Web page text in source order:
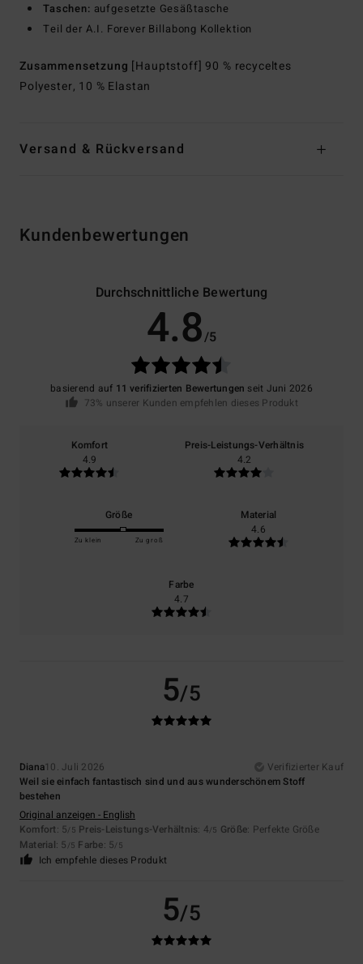
Taschen: aufgesetzte Gesäßtasche
Teil der A.I. Forever Billabong Kollektion
Zusammensetzung [Hauptstoff] 90 % recyceltes
Polyester, 10 % Elastan
Versand & Rückversand
Kundenbewertungen
Durchschnittliche Bewertung
4.8/5
basierend auf 11 verifizierten Bewertungen seit Juni 2026
73% unserer Kunden empfehlen dieses Produkt
Komfort
4.9
Preis-Leistungs-Verhältnis
4.2
Größe
Zu klein Zu groß
Material
4.6
Farbe
4.7
5/5
Diana10. Juli 2026
Verifizierter Kauf
Weil sie einfach fantastisch sind und aus wunderschönem Stoff
bestehen
Original anzeigen - English
Komfort: 5/5 Preis-Leistungs-Verhältnis: 4/5 Größe: Perfekte Größe
Material: 5 /5 Farbe: 5/5
Ich empfehle dieses Produkt
5/5